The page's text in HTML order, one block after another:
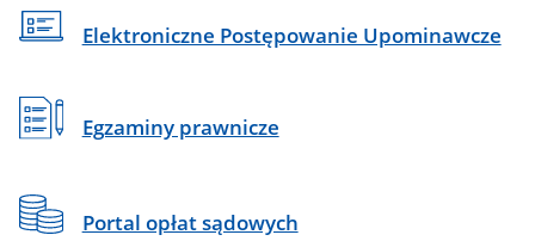
Elektroniczne Postępowanie Upominawcze
Egzaminy prawnicze
Portal opłat sądowych